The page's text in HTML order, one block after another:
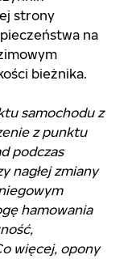
strony
na
bieżnika.
samochodu z
z punktu
podczas
nagłej zmiany
hamowania
więcej, opony